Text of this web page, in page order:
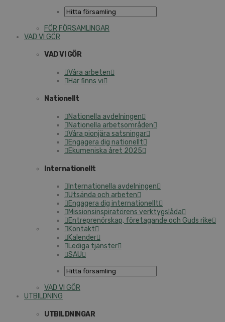
FÖR FÖRSAMLINGAR
VAD VI GÖR
VAD VI GÖR
Våra arbeten
Här finns vi
Nationellt
Nationella avdelningen
Nationella arbetsområden
Våra pionjära satsningar
Engagera dig nationellt
Ekumeniska året 2025
Internationellt
Internationella avdelningen
Utsända och arbeten
Engagera dig internationellt
Missionsinspiratörens verktygslåda
Entreprenörskap, företagande och Guds rike
Kontakt
Kalender
Lediga tjänster
SAU
VAD VI GÖR
UTBILDNING
UTBILDNINGAR